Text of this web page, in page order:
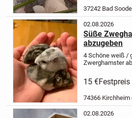
auszugsbere...
37242 Bad
02.08.2026
Süße
abzugeben
4 Schöne weiß /
Zwerghamster
Wochen alt.
15 €Festpreis
74366 Kirchheim
02.08.2026